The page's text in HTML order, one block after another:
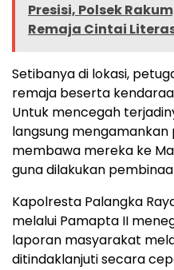
Presisi, Polsek
Remaja Cintai
Setibanya di lokasi,
remaja beserta
Untuk mencegah
langsung
membawa mereka ke
guna dilakukan
Kapolresta Palangka
melalui Pamapta II
laporan masyarakat
ditindaklanjuti secara